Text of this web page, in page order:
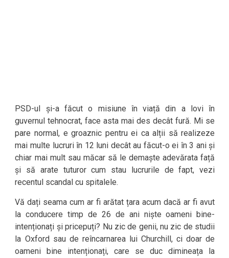
PSD-ul și-a făcut o misiune în viață din a lovi în
guvernul tehnocrat, face asta mai des decât fură. Mi se
pare normal, e groaznic pentru ei ca alții să realizeze
mai multe lucruri în 12 luni decât au făcut-o ei în 3 ani și
chiar mai mult sau măcar să le demaște adevărata față
și să arate tuturor cum stau lucrurile de fapt, vezi
recentul scandal cu spitalele.
Vă dați seama cum ar fi arătat țara acum dacă ar fi avut
la conducere timp de 26 de ani niște oameni bine-
intenționați și pricepuți? Nu zic de genii, nu zic de studii
la Oxford sau de reîncarnarea lui Churchill, ci doar de
oameni bine intenționați, care se duc dimineața la